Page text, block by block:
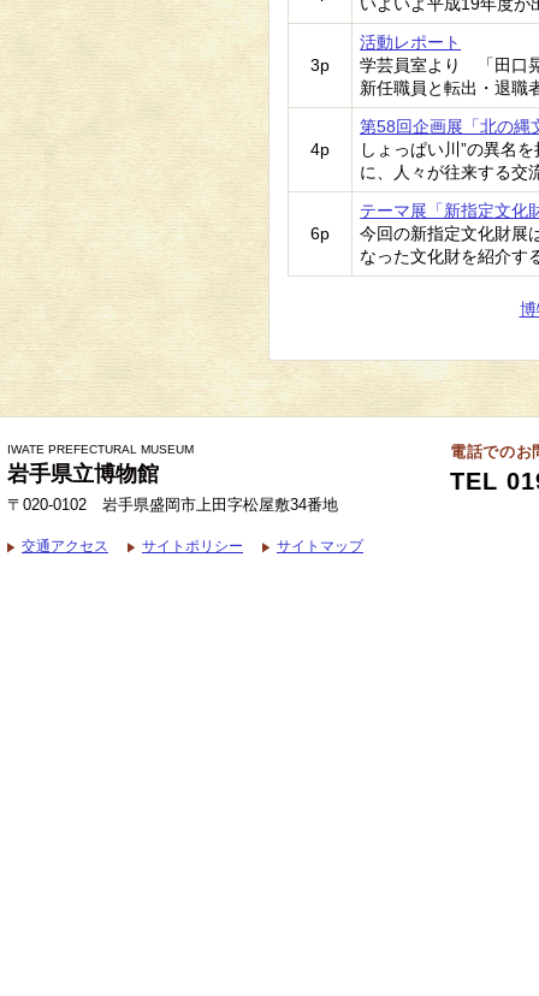
いよいよ平成19年度が
3p
活動レポート
学芸員室より 「田口
新任職員と転出・退職
4p
第58回企画展「北の縄
しょっぱい川”の異名
に、人々が往来する交
6p
テーマ展「新指定文化
今回の新指定文化財展
なった文化財を紹介す
IWATE PREFECTURAL MUSEUM
岩手県立博物館
〒020-0102 岩手県盛岡市上田字松屋敷34番地
電話でのお
TEL
交通アクセス サイトポリシー サイトマップ